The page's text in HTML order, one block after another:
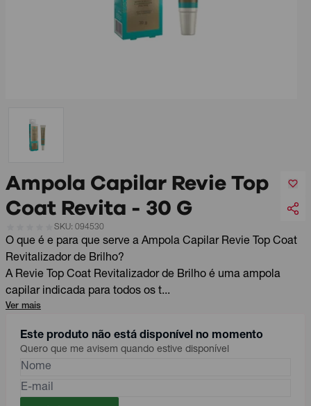
Ampola Capilar Revie Top
Coat Revita - 30 G
SKU: 094530
O que é e para que serve a Ampola Capilar Revie Top Coat
Revitalizador de Brilho?
A Revie Top Coat Revitalizador de Brilho é uma ampola
capilar indicada para todos os t...
Ver mais
Este produto não está disponível no momento
Quero que me avisem quando estive disponível